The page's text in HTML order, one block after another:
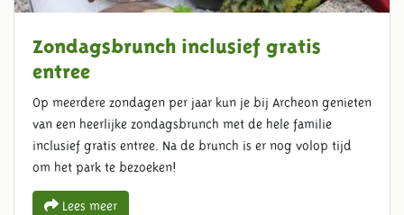
Zondagsbrunch inclusief gratis
entree
Op meerdere zondagen per jaar kun je bij Archeon genieten
van een heerlijke zondagsbrunch met de hele familie
inclusief gratis entree. Na de brunch is er nog volop tijd
om het park te bezoeken!
Lees meer